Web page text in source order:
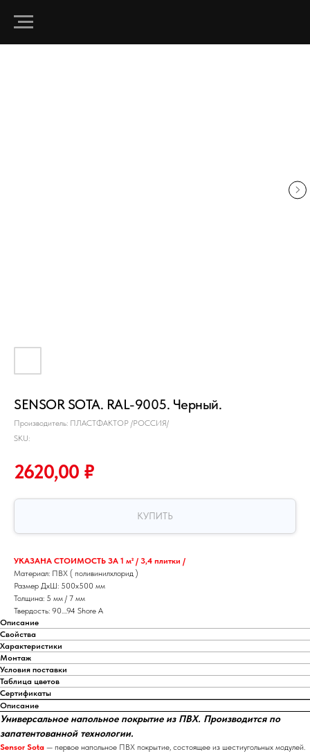
SENSOR SOTA. RAL-9005. Черный.
Производитель: ПЛАСТФАКТОР /РОССИЯ/
SKU:
2620,00 ₽
КУПИТЬ
УКАЗАНА СТОИМОСТЬ ЗА 1 м² / 3,4 плитки /
Материал: ПВХ ( поливинилхлорид )
Размер ДхШ: 500х500 мм
Толщина: 5 мм / 7 мм
Твердость: 90....94 Shore A
Описание
Свойства
Характеристики
Монтаж
Условия поставки
Таблица цветов
Сертификаты
Описание
Универсальное напольное покрытие из ПВХ. Производится по
запатентованной технологии.
Sensor Sota — первое напольное ПВХ покрытие, состоящее из шестиугольных модулей.